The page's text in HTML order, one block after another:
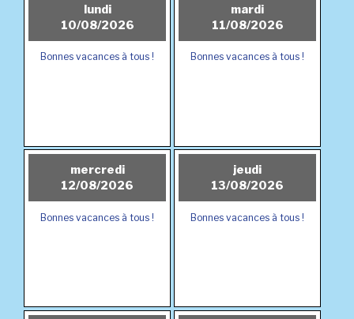
lundi
10/08/2026
Bonnes vacances à tous !
mardi
11/08/2026
Bonnes vacances à tous !
mercredi
12/08/2026
Bonnes vacances à tous !
jeudi
13/08/2026
Bonnes vacances à tous !